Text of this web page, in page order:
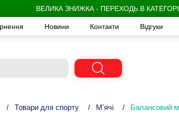
ВЕЛИКА ЗНИЖКА - ПЕРЕХОДЬ В
Новини Контакти Відгуки
/ Товари для спорту / М'ячі / Балансовий